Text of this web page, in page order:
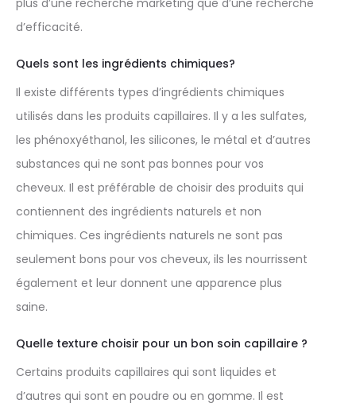
plus d’une recherche marketing que d’une recherche
d’efficacité.
Quels sont les ingrédients chimiques?
Il existe différents types d’ingrédients chimiques
utilisés dans les produits capillaires. Il y a les sulfates,
les phénoxyéthanol, les silicones, le métal et d’autres
substances qui ne sont pas bonnes pour vos
cheveux. Il est préférable de choisir des produits qui
contiennent des ingrédients naturels et non
chimiques. Ces ingrédients naturels ne sont pas
seulement bons pour vos cheveux, ils les nourrissent
également et leur donnent une apparence plus
saine.
Quelle texture choisir pour un bon soin capillaire ?
Certains produits capillaires qui sont liquides et
d’autres qui sont en poudre ou en gomme. Il est